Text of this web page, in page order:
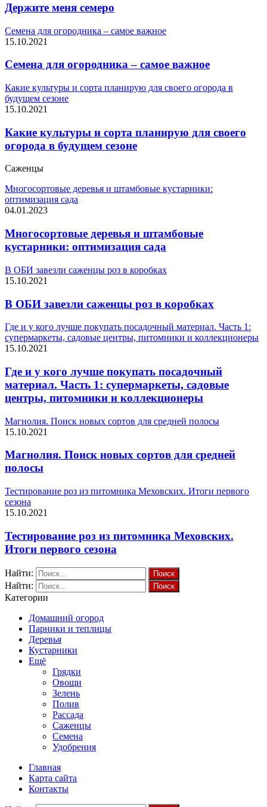
Держите меня семеро
Семена для огородника – самое важное
15.10.2021
Семена для огородника – самое важное
Какие культуры и сорта планирую для своего огорода в
будущем сезоне
15.10.2021
Какие культуры и сорта планирую для своего
огорода в будущем сезоне
Саженцы
Многосортовые деревья и штамбовые кустарники:
оптимизация сада
04.01.2023
Многосортовые деревья и штамбовые
кустарники: оптимизация сада
В ОБИ завезли саженцы роз в коробках
15.10.2021
В ОБИ завезли саженцы роз в коробках
Где и у кого лучше покупать посадочный материал. Часть 1:
супермаркеты, садовые центры, питомники и коллекционеры
15.10.2021
Где и у кого лучше покупать посадочный
материал. Часть 1: супермаркеты, садовые
центры, питомники и коллекционеры
Магнолия. Поиск новых сортов для средней полосы
15.10.2021
Магнолия. Поиск новых сортов для средней
полосы
Тестирование роз из питомника Меховских. Итоги первого
сезона
15.10.2021
Тестирование роз из питомника Меховских.
Итоги первого сезона
Найти:
Найти:
Категории
Домашний огород
Парники и теплицы
Деревья
Кустарники
Ещё
Грядки
Овощи
Зелень
Полив
Рассада
Саженцы
Семена
Удобрения
Главная
Карта сайта
Контакты